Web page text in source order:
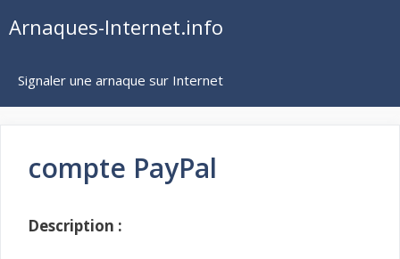
auArnaques-Internet.info
Signaler une arnaque sur Internet
compte PayPal
Description :